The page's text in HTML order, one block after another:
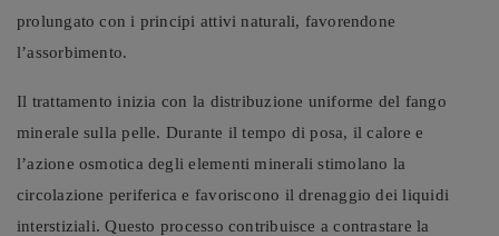
prolungato con i principi attivi naturali, favorendone
l’assorbimento.
Il trattamento inizia con la distribuzione uniforme del fango
minerale sulla pelle. Durante il tempo di posa, il calore e
l’azione osmotica degli elementi minerali stimolano la
circolazione periferica e favoriscono il drenaggio dei liquidi
interstiziali. Questo processo contribuisce a contrastare la